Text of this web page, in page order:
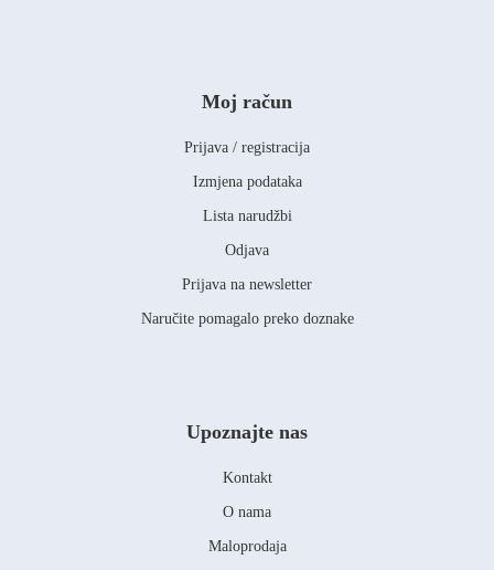
Moj račun
Prijava / registracija
Izmjena podataka
Lista narudžbi
Odjava
Prijava na newsletter
Naručite pomagalo preko doznake
Upoznajte nas
Kontakt
O nama
Maloprodaja